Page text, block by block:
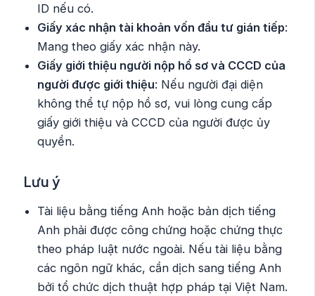
ID nếu có.
Giấy xác nhận tài khoản vốn đầu tư gián tiếp:
Mang theo giấy xác nhận này.
Giấy giới thiệu người nộp hồ sơ và CCCD của
người được giới thiệu: Nếu người đại diện
không thể tự nộp hồ sơ, vui lòng cung cấp
giấy giới thiệu và CCCD của người được ủy
quyền.
Lưu ý
Tài liệu bằng tiếng Anh hoặc bản dịch tiếng
Anh phải được công chứng hoặc chứng thực
theo pháp luật nước ngoài. Nếu tài liệu bằng
các ngôn ngữ khác, cần dịch sang tiếng Anh
bởi tổ chức dịch thuật hợp pháp tại Việt Nam.